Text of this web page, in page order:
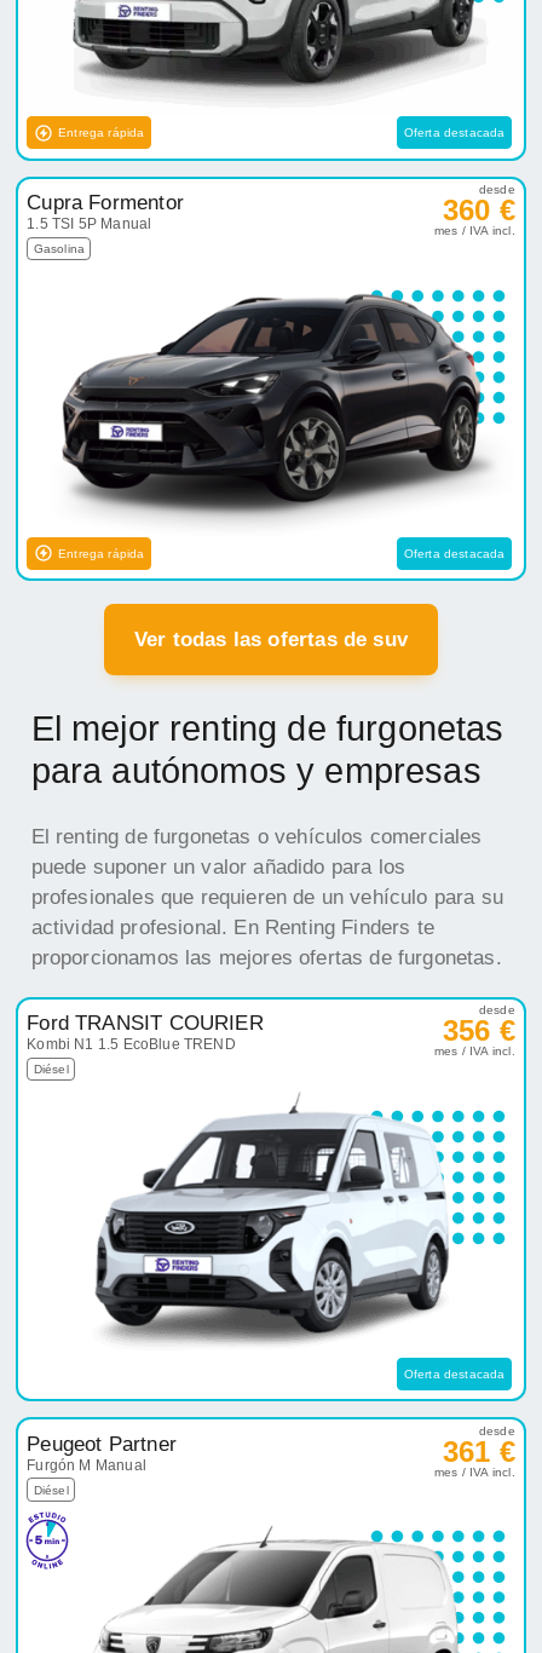
Entrega rápida Oferta destacada
Cupra Formentor
1.5 TSI 5P Manual
Gasolina
desde
360 €
mes / IVA incl.
Entrega rápida Oferta destacada
Ver todas las ofertas de suv
El mejor renting de furgonetas
para autónomos y empresas
El renting de furgonetas o vehículos comerciales
puede suponer un valor añadido para los
profesionales que requieren de un vehículo para su
actividad profesional. En Renting Finders te
proporcionamos las mejores ofertas de furgonetas.
Ford TRANSIT COURIER
Kombi N1 1.5 EcoBlue TREND
Diésel
desde
356 €
mes / IVA incl.
Oferta destacada
Peugeot Partner
Furgón M Manual
Diésel
desde
361 €
mes / IVA incl.